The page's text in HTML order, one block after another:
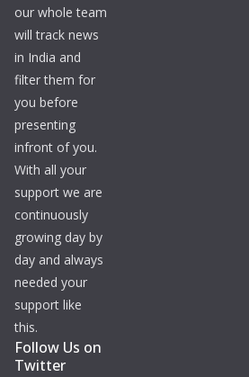
our whole team
will track news
in India and
filter them for
you before
presenting
infront of you.
With all your
support we are
continuously
growing day by
day and always
needed your
support like
this.
Follow Us on
Twitter